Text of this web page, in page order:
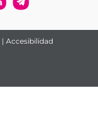
| Accesibilidad